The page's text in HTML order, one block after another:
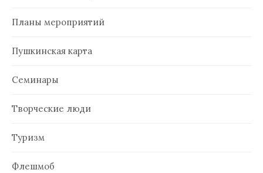
Планы мероприятий
Пушкинская карта
Семинары
Творческие люди
Туризм
Флешмоб